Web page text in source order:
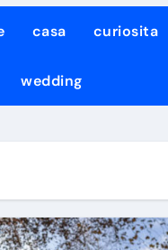
la fine delle vacanze
casa curiosita
wedding